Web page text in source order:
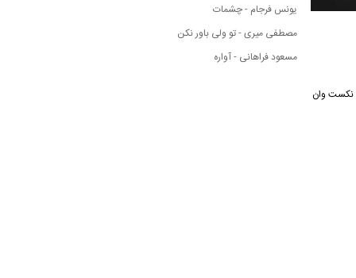
نکست وان
یونس فرجام - چشمات
مصطفی میری - تو ولی باور نکن
مسعود فراهانی - آواره